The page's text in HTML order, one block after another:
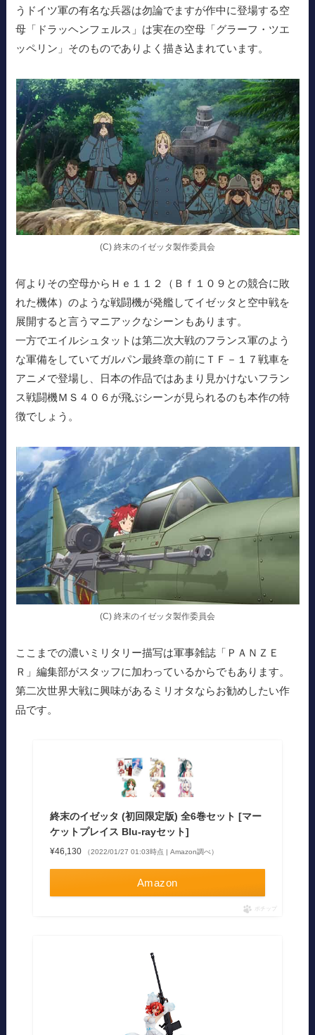
うドイツ軍の有名な兵器は勿論でますが作中に登場する空
母「ドラッヘンフェルス」は実在の空母「グラーフ・ツエ
ッペリン」そのものでありよく描き込まれています。
(C) 終末のイゼッタ製作委員会
何よりその空母からＨｅ１１２（Ｂｆ１０９との競合に敗
れた機体）のような戦闘機が発艦してイゼッタと空中戦を
展開すると言うマニアックなシーンもあります。
一方でエイルシュタットは第二次大戦のフランス軍のよう
な軍備をしていてガルパン最終章の前にＴＦ－１７戦車を
アニメで登場し、日本の作品ではあまり見かけないフラン
ス戦闘機ＭＳ４０６が飛ぶシーンが見られるのも本作の特
徴でしょう。
(C) 終末のイゼッタ製作委員会
ここまでの濃いミリタリー描写は軍事雑誌「ＰＡＮＺＥ
Ｒ」編集部がスタッフに加わっているからでもあります。
第二次世界大戦に興味があるミリオタならお勧めしたい作
品です。
終末のイゼッタ (初回限定版) 全6巻セット [マー
ケットプレイス Blu-rayセット]
¥46,130 （2022/01/27 01:03時点 | Amazon調べ）
Amazon
ポチップ